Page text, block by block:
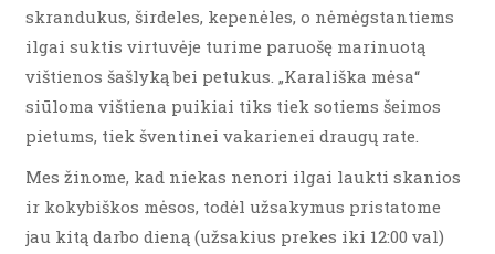
skrandukus, širdeles, kepenėles, o nėmėgstantiems
ilgai suktis virtuvėje turime paruošę marinuotą
vištienos šašlyką bei petukus. „Karališka mėsa“
siūloma vištiena puikiai tiks tiek sotiems šeimos
pietums, tiek šventinei vakarienei draugų rate.
Mes žinome, kad niekas nenori ilgai laukti skanios
ir kokybiškos mėsos, todėl užsakymus pristatome
jau kitą darbo dieną (užsakius prekes iki 12:00 val)